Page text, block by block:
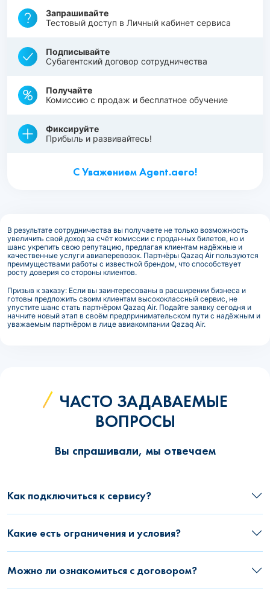
Запрашивайте
Тестовый доступ в Личный кабинет сервиса
Подписывайте
Субагентский договор сотрудничества
Получайте
Комиссию с продаж и бесплатное обучение
Фиксируйте
Прибыль и развивайтесь!
С Уважением Agent.aero!
В результате сотрудничества вы получаете не только возможность
увеличить свой доход за счёт комиссии с проданных билетов, но и
шанс укрепить свою репутацию, предлагая клиентам надёжные и
качественные услуги авиаперевозок. Партнёры Qazaq Air пользуются
преимуществами работы с известной брендом, что способствует
росту доверия со стороны клиентов.
Призыв к заказу: Если вы заинтересованы в расширении бизнеса и
готовы предложить своим клиентам высококлассный сервис, не
упустите шанс стать партнёром Qazaq Air. Подайте заявку сегодня и
начните новый этап в своём предпринимательском пути с надёжным и
уважаемым партнёром в лице авиакомпании Qazaq Air.
ЧАСТО ЗАДАВАЕМЫЕ
ВОПРОСЫ
Вы спрашивали, мы отвечаем
Как подключиться к сервису?
Какие есть ограничения и условия?
Можно ли ознакомиться с договором?